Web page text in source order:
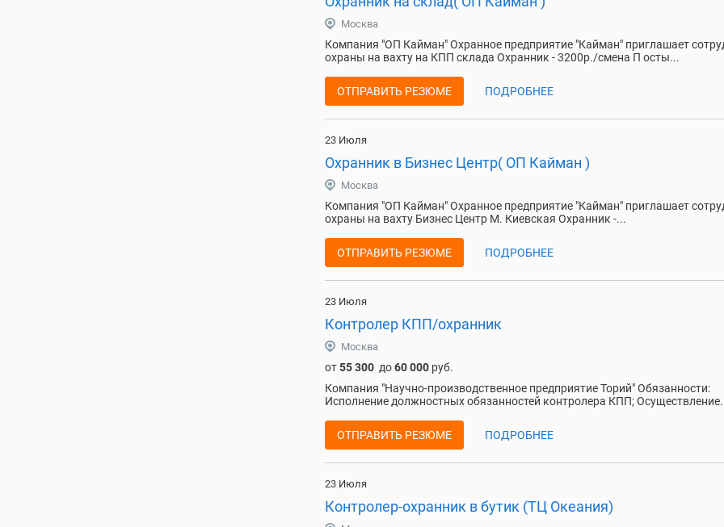
Москва
Компания "ОП Кайман" Охранное предприятие "Кайман" приглашает
охраны на вахту на КПП склада Охранник - 3200р./смена П осты...
ОТПРАВИТЬ РЕЗЮМЕ ПОДРОБНЕЕ
23 Июля
Охранник в Бизнес Центр( ОП Кайман )
Москва
Компания "ОП Кайман" Охранное предприятие "Кайман" приглашает
охраны на вахту Бизнес Центр М. Киевская Охранник -...
ОТПРАВИТЬ РЕЗЮМЕ ПОДРОБНЕЕ
23 Июля
Контролер КПП/охранник
Москва
от55 300 до60 000 руб.
Компания "Научно-производственное предприятие Торий" Обязанности:
Исполнение должностных обязанностей контролера КПП;
ОТПРАВИТЬ РЕЗЮМЕ ПОДРОБНЕЕ
23 Июля
Контролер-охранник в бутик (ТЦ Океания)